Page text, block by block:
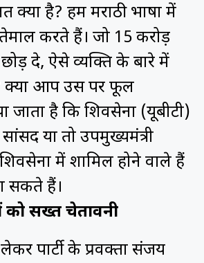
है? हम मराठी भाषा में
करते हैं। जो 15 करोड़
दे, ऐसे व्यक्ति के बारे में
आप उस पर फूल
जाता है कि शिवसेना (यूबीटी)
या तो उपमुख्यमंत्री
में शामिल होने वाले हैं
सकते हैं।
को सख्त चेतावनी
पार्टी के प्रवक्ता संजय